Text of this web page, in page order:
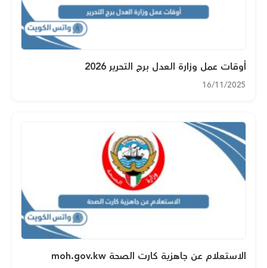
أوقات عمل وزارة العدل برج التحرير 2026
16/11/2025
الاستعلام عن جاهزية كارت الصحة moh.gov.kw